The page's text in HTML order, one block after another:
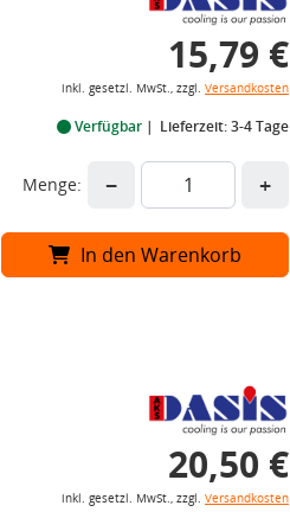
15,79 €
inkl. gesetzl. MwSt., zzgl. Versandkosten
Verfügbar Lieferzeit: 3-4 Tage
Menge: − +
In den Warenkorb
20,50 €
inkl. gesetzl. MwSt., zzgl. Versandkosten